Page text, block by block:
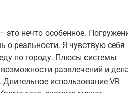
нечто особенное.
о реальности. Я чувствую себя
по городу. Плюсы системы
развлечений и
использование VR